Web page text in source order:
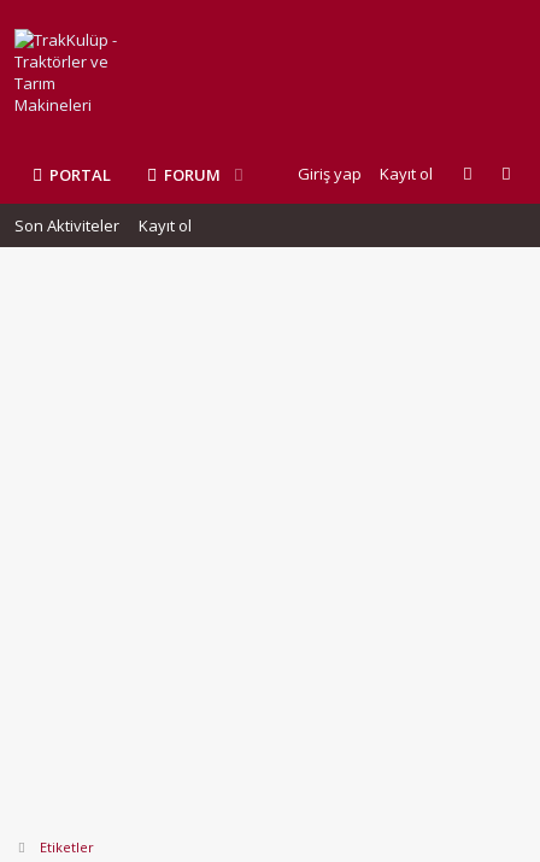
PORTAL FORUM Giriş yap Kayıt ol
Son Aktiviteler Kayıt ol
Etiketler